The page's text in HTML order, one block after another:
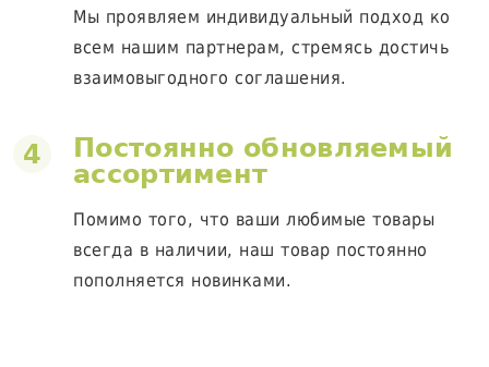
Мы проявляем индивидуальный подход ко
всем нашим партнерам, стремясь достичь
взаимовыгодного соглашения.
4
Постоянно обновляемый
ассортимент
Помимо того, что ваши любимые товары
всегда в наличии, наш товар постоянно
пополняется новинками.